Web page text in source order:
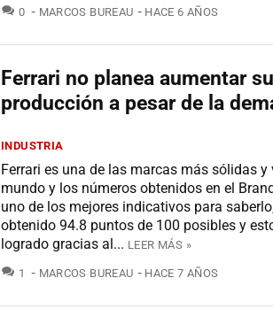
0 COMENTARIOS
MARCOS BUREAU HACE 6 AÑOS
Ferrari no planea aumentar su
producción a pesar de la
INDUSTRIA
Ferrari es una de las marcas más sólidas y
mundo y los números obtenidos en el
uno de los mejores indicativos para
obtenido 94.8 puntos de 100 posibles y
logrado gracias al... LEER MÁS »
1 COMENTARIOS
MARCOS BUREAU HACE 7 AÑOS